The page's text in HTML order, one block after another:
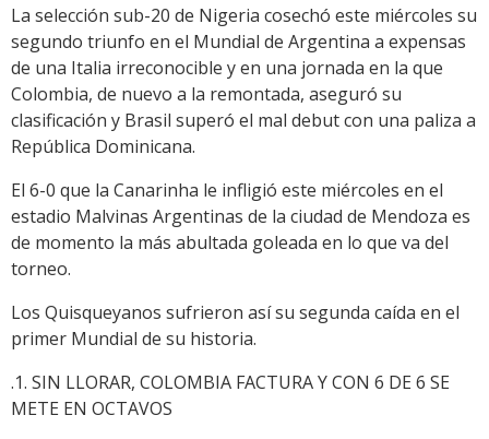
Link
La selección sub-20 de Nigeria cosechó este miércoles su
segundo triunfo en el Mundial de Argentina a expensas
de una Italia irreconocible y en una jornada en la que
Colombia, de nuevo a la remontada, aseguró su
clasificación y Brasil superó el mal debut con una paliza a
República Dominicana.
El 6-0 que la Canarinha le infligió este miércoles en el
estadio Malvinas Argentinas de la ciudad de Mendoza es
de momento la más abultada goleada en lo que va del
torneo.
Los Quisqueyanos sufrieron así su segunda caída en el
primer Mundial de su historia.
.1. SIN LLORAR, COLOMBIA FACTURA Y CON 6 DE 6 SE
METE EN OCTAVOS